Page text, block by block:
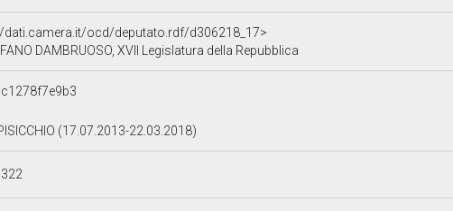
dati.camera.it/ocd/deputato.rdf/d306218_17>
DAMBRUOSO, XVII Legislatura della Repubblica
(17.07.2013-22.03.2018)